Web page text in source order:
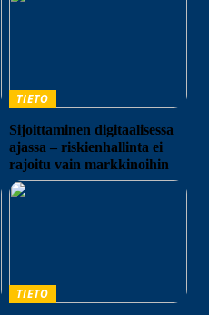
TIETO
Sijoittaminen digitaalisessa
ajassa – riskienhallinta ei
rajoitu vain markkinoihin
TIETO